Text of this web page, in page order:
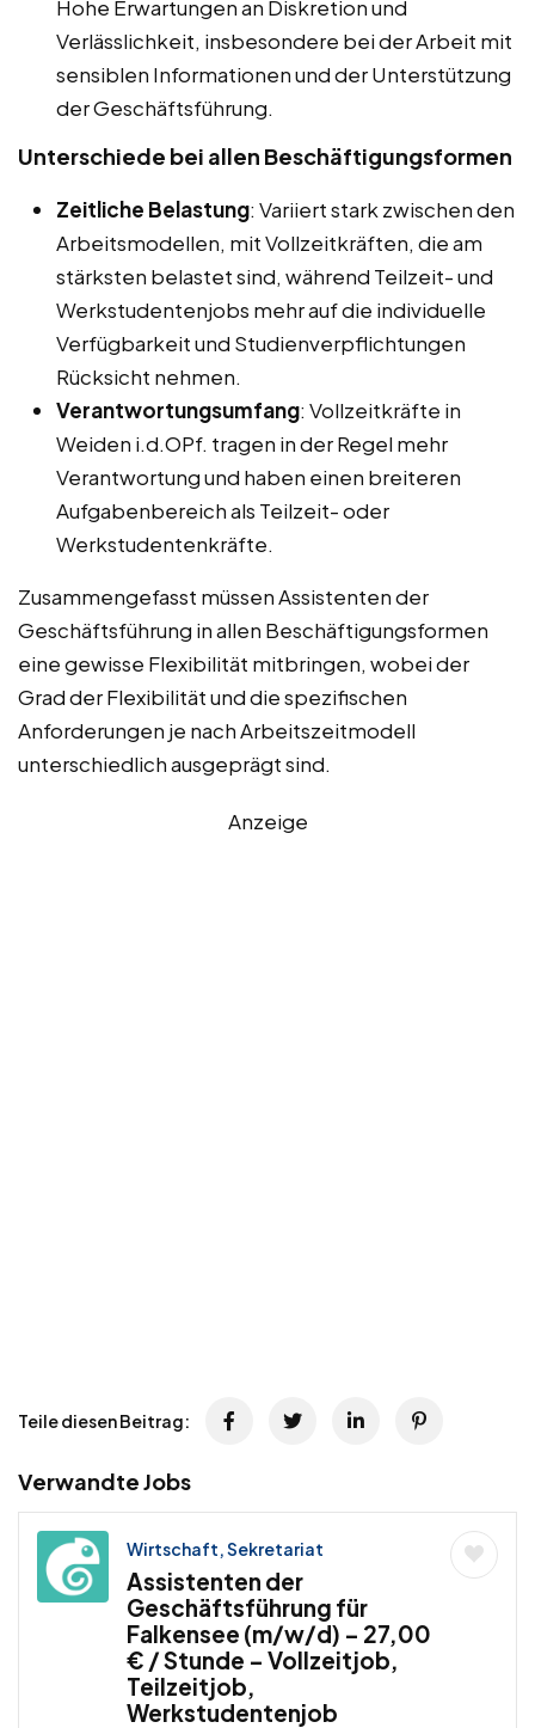
Hohe Erwartungen an Diskretion und
Verlässlichkeit, insbesondere bei der Arbeit mit
sensiblen Informationen und der Unterstützung
der Geschäftsführung.
Unterschiede bei allen Beschäftigungsformen
Zeitliche Belastung: Variiert stark zwischen den
Arbeitsmodellen, mit Vollzeitkräften, die am
stärksten belastet sind, während Teilzeit- und
Werkstudentenjobs mehr auf die individuelle
Verfügbarkeit und Studienverpflichtungen
Rücksicht nehmen.
Verantwortungsumfang: Vollzeitkräfte in
Weiden i.d.OPf. tragen in der Regel mehr
Verantwortung und haben einen breiteren
Aufgabenbereich als Teilzeit- oder
Werkstudentenkräfte.
Zusammengefasst müssen Assistenten der
Geschäftsführung in allen Beschäftigungsformen
eine gewisse Flexibilität mitbringen, wobei der
Grad der Flexibilität und die spezifischen
Anforderungen je nach Arbeitszeitmodell
unterschiedlich ausgeprägt sind.
Anzeige
Teile diesen Beitrag:
Verwandte Jobs
Wirtschaft, Sekretariat
Assistenten der
Geschäftsführung für
Falkensee (m/w/d) – 27,00
€ / Stunde – Vollzeitjob,
Teilzeitjob,
Werkstudentenjob